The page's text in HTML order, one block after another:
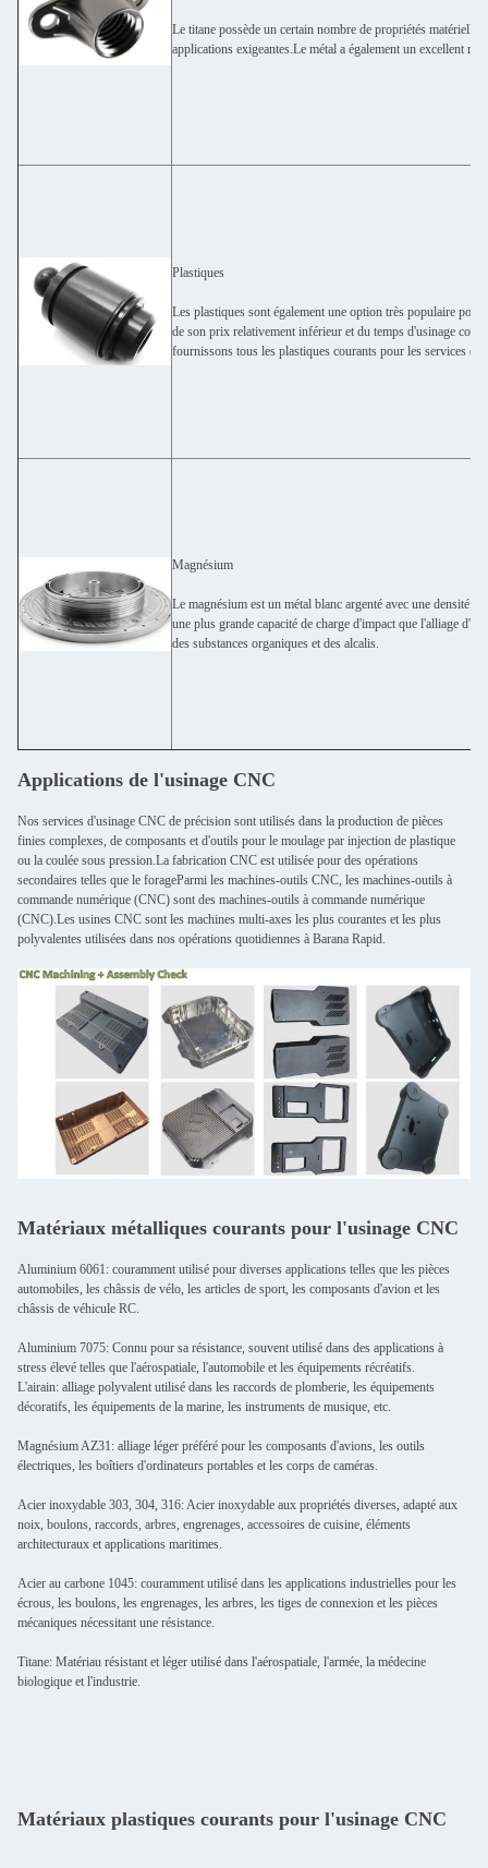
Le titane possède un certain nombre de propriétés
applications exigeantes.Le métal a également un excellent
Plastiques
Les plastiques sont également une option très populaire
de son prix relativement inférieur et du temps d'usinage
fournissons tous les plastiques courants pour les services
Magnésium
Le magnésium est un métal blanc argenté avec une densité
une plus grande capacité de charge d'impact que l'alliage
des substances organiques et des alcalis.
Applications de l'usinage CNC
Nos services d'usinage CNC de précision sont utilisés dans la production de pièces
finies complexes, de composants et d'outils pour le moulage par injection de plastique
ou la coulée sous pression.La fabrication CNC est utilisée pour des opérations
secondaires telles que le forageParmi les machines-outils CNC, les machines-outils à
commande numérique (CNC) sont des machines-outils à commande numérique
(CNC).Les usines CNC sont les machines multi-axes les plus courantes et les plus
polyvalentes utilisées dans nos opérations quotidiennes à Barana Rapid.
Matériaux métalliques courants pour l'usinage CNC
Aluminium 6061: couramment utilisé pour diverses applications telles que les pièces
automobiles, les châssis de vélo, les articles de sport, les composants d'avion et les
châssis de véhicule RC.
Aluminium 7075: Connu pour sa résistance, souvent utilisé dans des applications à
stress élevé telles que l'aérospatiale, l'automobile et les équipements récréatifs.
L'airain: alliage polyvalent utilisé dans les raccords de plomberie, les équipements
décoratifs, les équipements de la marine, les instruments de musique, etc.
Magnésium AZ31: alliage léger préféré pour les composants d'avions, les outils
électriques, les boîtiers d'ordinateurs portables et les corps de caméras.
Acier inoxydable 303, 304, 316: Acier inoxydable aux propriétés diverses, adapté aux
noix, boulons, raccords, arbres, engrenages, accessoires de cuisine, éléments
architecturaux et applications maritimes.
Acier au carbone 1045: couramment utilisé dans les applications industrielles pour les
écrous, les boulons, les engrenages, les arbres, les tiges de connexion et les pièces
mécaniques nécessitant une résistance.
Titane: Matériau résistant et léger utilisé dans l'aérospatiale, l'armée, la médecine
biologique et l'industrie.
Matériaux plastiques courants pour l'usinage CNC